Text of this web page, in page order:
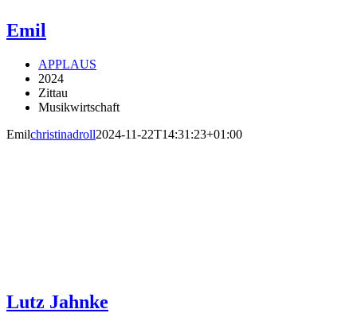
Emil
APPLAUS
2024
Zittau
Musikwirtschaft
Emilchristinadroll2024-11-22T14:31:23+01:00
Lutz Jahnke